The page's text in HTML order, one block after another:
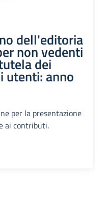
dell'editoria
non vedenti
dei
utenti: anno
per la presentazione
ai contributi.